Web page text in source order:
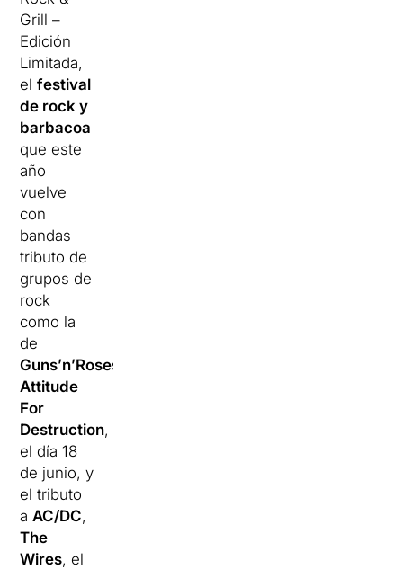
Grill –
Edición
Limitada,
elfestival
de rock y
barbacoa
que este
año
vuelve
con
bandas
tributo de
grupos de
rock
como la
de
Guns’n’Roses
Attitude
For
Destruction,
el día 18
de junio, y
el tributo
aAC/DC,
The
Wires, el